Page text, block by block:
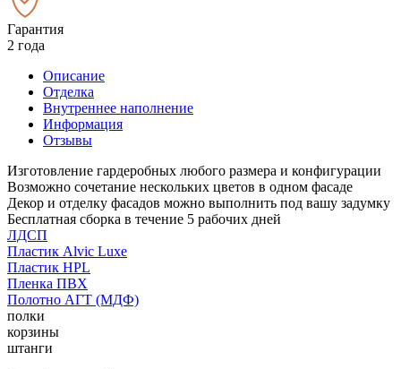
Гарантия
2 года
Описание
Отделка
Внутреннее наполнение
Информация
Отзывы
Изготовление гардеробных любого размера и конфигурации
Возможно сочетание нескольких цветов в одном фасаде
Декор и отделку фасадов можно выполнить под вашу задумку
Бесплатная сборка в течение 5 рабочих дней
ЛДСП
Пластик Alvic Luxe
Пластик HPL
Пленка ПВХ
Полотно АГТ (МДФ)
полки
корзины
штанги